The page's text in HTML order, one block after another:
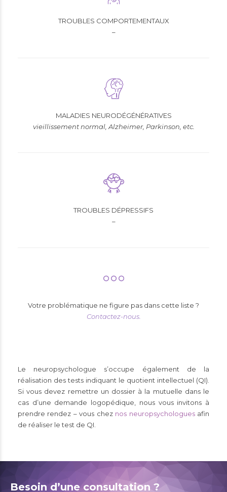
TROUBLES COMPORTEMENTAUX
–
MALADIES NEURODÉGÉNÉRATIVES
vieillissement normal, Alzheimer, Parkinson, etc.
TROUBLES DÉPRESSIFS
–
Votre problématique ne figure pas dans cette liste ?
Contactez-nous.
Le neuropsychologue s’occupe également de la
réalisation des tests indiquant le quotient intellectuel (QI).
Si vous devez remettre un dossier à la mutuelle dans le
cas d’une demande logopédique, nous vous invitons à
prendre rendez – vous chez nos neuropsychologuesafin
de réaliser le test de QI.
Besoin d’une consultation ?